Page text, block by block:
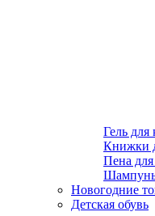
Гель для
Книжки
Пена
Шампунь
Новогодние
Детская обувь